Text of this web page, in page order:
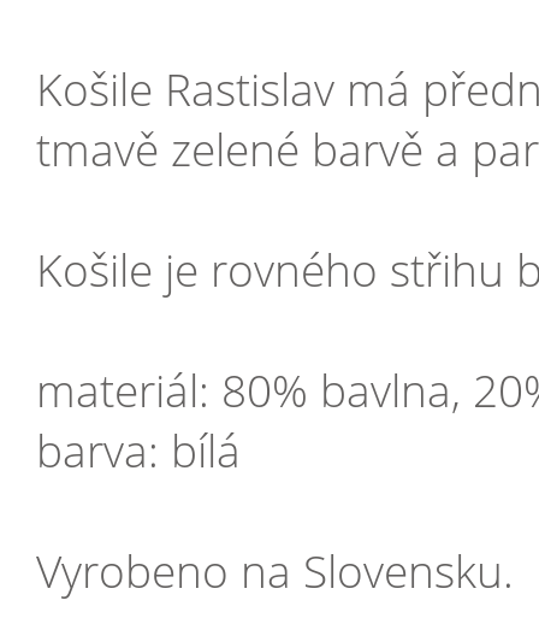
Košile Rastislav má
tmavě zelené barvě a
Košile je rovného střihu
materiál: 80% bavlna,
barva: bílá
Vyrobeno na Slovensku.